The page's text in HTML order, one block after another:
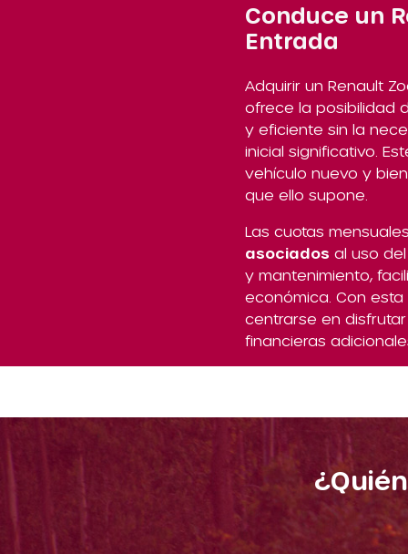
Conduce un
Entrada
Adquirir un Renault
ofrece la posibilidad
y eficiente sin la
inicial significativo.
vehículo nuevo y
que ello supone.
Las cuotas
asociados al uso
y mantenimiento,
económica. Con
centrarse en
financieras